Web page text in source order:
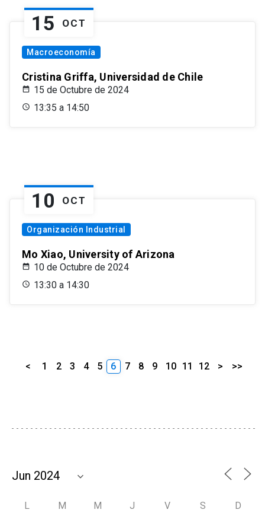
15 OCT
Macroeconomía
Cristina Griffa, Universidad de Chile
15 de Octubre de 2024
13:35 a 14:50
10 OCT
Organización Industrial
Mo Xiao, University of Arizona
10 de Octubre de 2024
13:30 a 14:30
< 1 2 3 4 5 6 7 8 9 10 11 12 > >>
L M M J V S D